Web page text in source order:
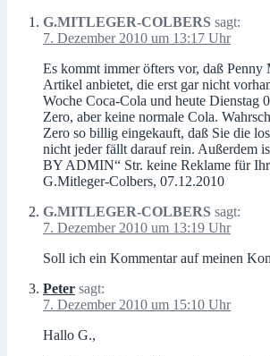
G.MITLEGER-COLBERS sagt:
7. Dezember 2010 um 13:17 Uhr
Es kommt immer öfters vor, daß Penny
Artikel anbietet, die erst gar nicht
Woche Coca-Cola und heute Dienstag
Zero, aber keine normale Cola.
Zero so billig eingekauft, daß Sie die
nicht jeder fällt darauf rein. Außerdem
BY ADMIN“ Str. keine Reklame für
G.Mitleger-Colbers, 07.12.2010
G.MITLEGER-COLBERS sagt:
7. Dezember 2010 um 13:19 Uhr
Soll ich ein Kommentar auf meinen
Peter sagt:
7. Dezember 2010 um 15:10 Uhr
Hallo G.,